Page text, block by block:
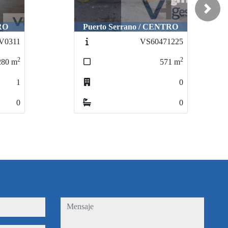
Serrano / CENTRO
VS60471225
m2
0
0
Bornos / molino
Serrano / CENTRO
VS60471225
571m
Bornos / molino
Next
mensaje